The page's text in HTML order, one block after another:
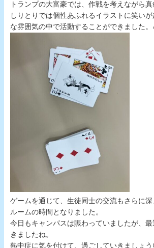
トランプの大富豪では、作戦を考えながら
しりとりでは個性あふれるイラストに笑い
な雰囲気の中で活動することができました。
ゲームを通じて、生徒同士の交流もさらに
ルームの時間となりました。
今日もキャンパスは賑わっていましたが、
きましたね。
熱中症に気を付けて、過ごしていきましょう